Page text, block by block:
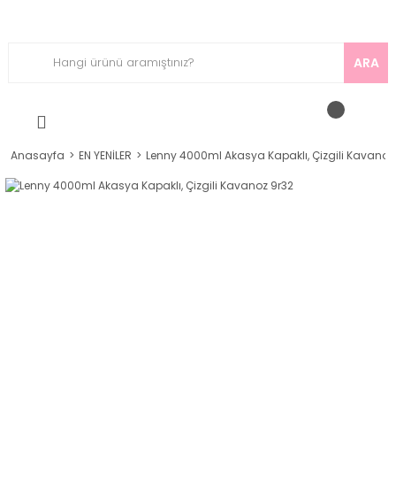
ARA
Anasayfa EN YENİLER Lenny 4000ml Akasya Kapaklı, Çizgili Kavanoz